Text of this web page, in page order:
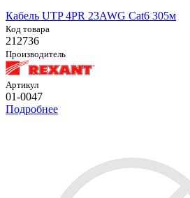
Кабель UTP 4PR 23AWG Cat6 305м
Код товара
212736
Производитель
Артикул
01-0047
Подробнее